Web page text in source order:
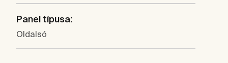
Panel típusa:
Oldalsó